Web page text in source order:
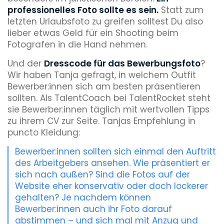
professionelles Foto sollte es sein. Statt zum
letzten Urlaubsfoto zu greifen solltest Du also
lieber etwas Geld für ein Shooting beim
Fotografen in die Hand nehmen.
Und der Dresscode für das Bewerbungsfoto?
Wir haben Tanja gefragt, in welchem Outfit
Bewerber:innen sich am besten präsentieren
sollten. Als TalentCoach bei TalentRocket steht
sie Bewerber:innen täglich mit wertvollen Tipps
zu ihrem CV zur Seite. Tanjas Empfehlung in
puncto Kleidung:
Bewerber:innen sollten sich einmal den Auftritt
des Arbeitgebers ansehen. Wie präsentiert er
sich nach außen? Sind die Fotos auf der
Website eher konservativ oder doch lockerer
gehalten? Je nachdem können
Bewerber:innen auch ihr Foto darauf
abstimmen – und sich mal mit Anzug und